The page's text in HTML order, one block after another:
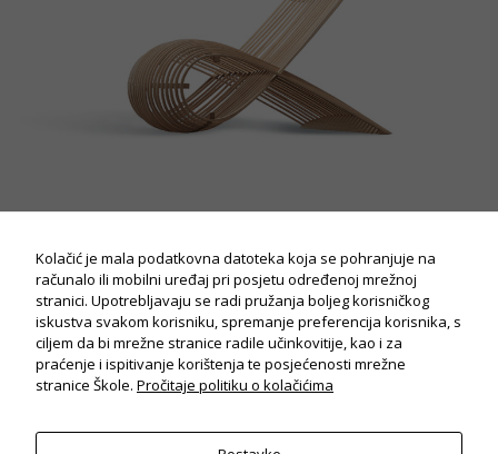
Kolačić je mala podatkovna datoteka koja se pohranjuje na
računalo ili mobilni uređaj pri posjetu određenoj mrežnoj
stranici. Upotrebljavaju se radi pružanja boljeg korisničkog
iskustva svakom korisniku, spremanje preferencija korisnika, s
ciljem da bi mrežne stranice radile učinkovitije, kao i za
praćenje i ispitivanje korištenja te posjećenosti mrežne
stranice Škole. Pročitaje politiku o kolačićima
obavezni
radi i
korisničko
iskustvo
stranica.
Statistika
kolačići za